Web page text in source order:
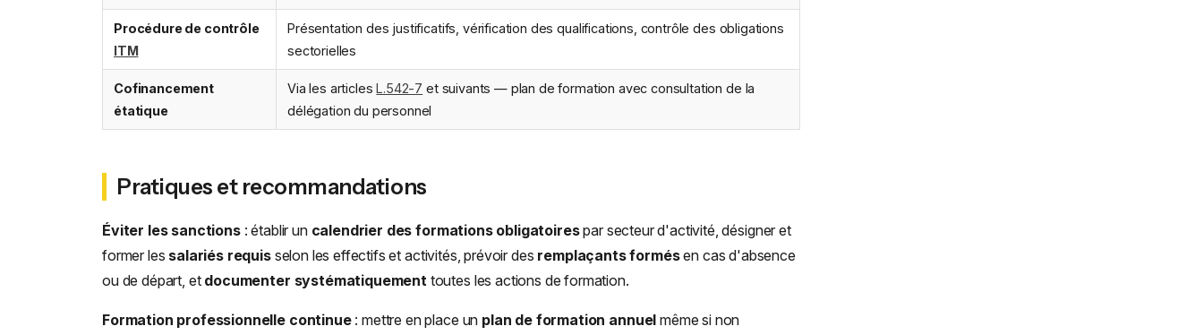
Procédure de contrôle
ITM
Présentation des justificatifs, vérification des qualifications, contrôle des obligations
sectorielles
Cofinancement
étatique
Via les articlesL.542-7 et suivants — plan de formation avec consultation de la
délégation du personnel
Pratiques et recommandations
Éviter les sanctions: établir un calendrier des formations obligatoirespar secteur d'activité, désigner et
former les salariés requisselon les effectifs et activités, prévoir des remplaçants formésen cas d'absence
ou de départ, et documenter systématiquementtoutes les actions de formation.
Formation professionnelle continue: mettre en place un plan de formation annuel même si non